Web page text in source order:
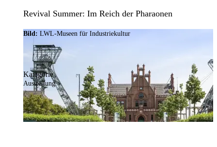
Revival Summer: Im Reich der Pharaonen
Bild: LWL-Museen für Industriekultur
Kategorie
Ausstellung